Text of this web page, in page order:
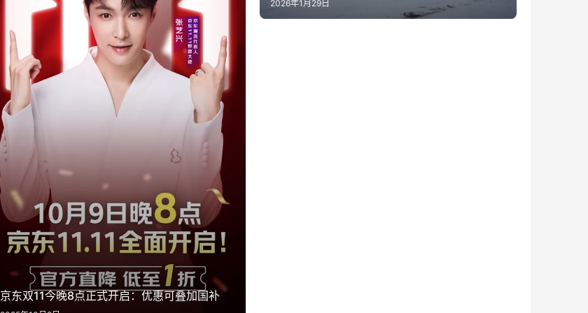
京东双11今晚8点正式开启：优惠可叠加国补
2026年1月29日